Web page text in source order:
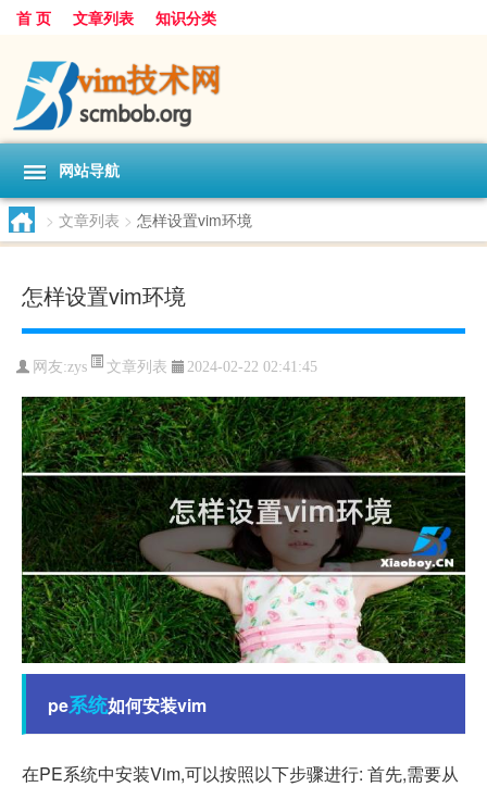
首 页 文章列表 知识分类
网站导航
> 文章列表 > 怎样设置vim环境
怎样设置vim环境
网友:zys 文章列表 2024-02-22 02:41:45
pe系统如何安装vim
在PE系统中安装Vim,可以按照以下步骤进行: 首先,需要从